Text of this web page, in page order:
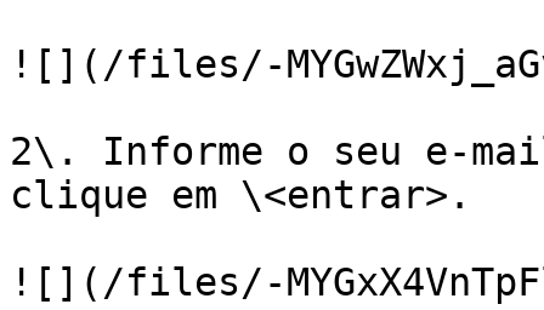
![](/files/-
2\. Informe o seu e-
clique em \<entrar>.